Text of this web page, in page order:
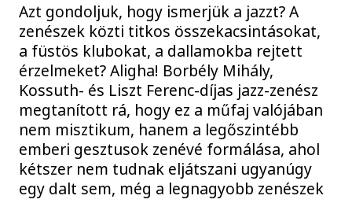
Azt gondoljuk, hogy ismerjük a jazzt? A
zenészek közti titkos összekacsintásokat,
a füstös klubokat, a dallamokba rejtett
érzelmeket? Aligha! Borbély Mihály,
Kossuth- és Liszt Ferenc-díjas jazz-zenész
megtanított rá, hogy ez a műfaj valójában
nem misztikum, hanem a legőszintébb
emberi gesztusok zenévé formálása, ahol
kétszer nem tudnak eljátszani ugyanúgy
egy dalt sem, még a legnagyobb zenészek